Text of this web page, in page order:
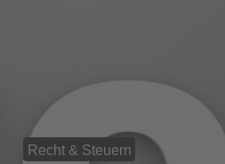
Recht & Steuern